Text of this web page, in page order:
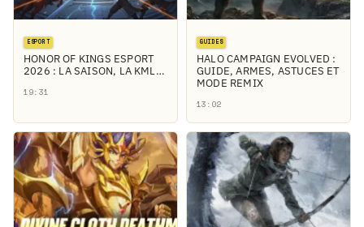
ESPORT
HONOR OF KINGS ESPORT
2026 : LA SAISON, LA KML…
19:31
GUIDES
HALO CAMPAIGN EVOLVED :
GUIDE, ARMES, ASTUCES ET
MODE REMIX
13:02